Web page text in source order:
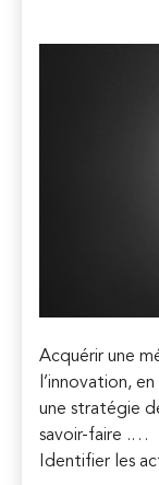
Acquérir une
l’innovation,
une stratégie
savoir-faire .
Identifier les